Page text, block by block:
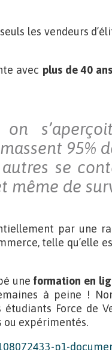
les vendeurs
avec plus de 40
95%
se
même de
par une
telle qu’elle
une formation en
à peine !
étudiants Force de
ou expérimentés.